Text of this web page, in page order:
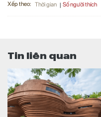
Xếp theo: Thời gian Số người thích
Tin liên quan